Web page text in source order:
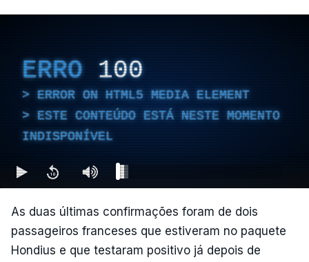
ERRO 100
ERROR ON HTML5 MEDIA ELEMENT
ESTE CONTEÚDO ESTÁ NESTE MOMENTO
INDISPONÍVEL
As duas últimas confirmações foram de dois
passageiros franceses que estiveram no paquete
Hondius e que testaram positivo já depois de